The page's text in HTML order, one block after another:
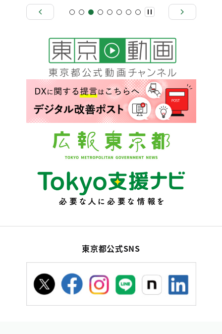
東京都公式SNS